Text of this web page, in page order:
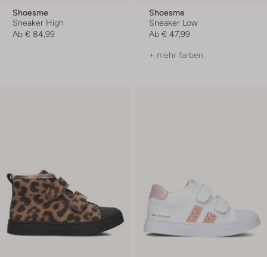
Shoesme
Sneaker High
Ab € 84,99
Shoesme
Sneaker Low
Ab € 47,99
+ mehr farben